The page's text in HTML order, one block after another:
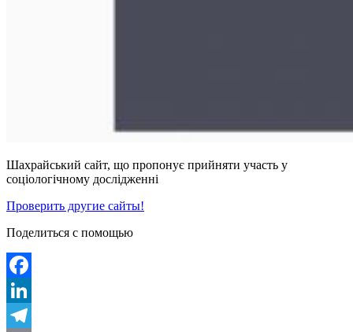
Шахрайський сайт, що пропонує прийняти участь у
соціологічному дослідженні
Проверить другие сайты!
Поделиться с помощью
Facebook
LinkedIn